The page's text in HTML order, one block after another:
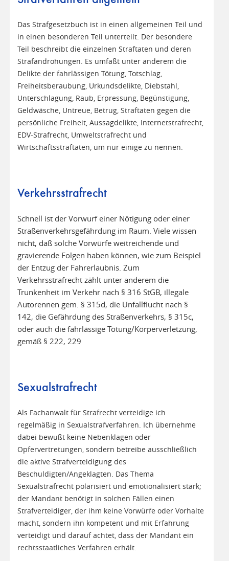
Das Strafgesetzbuch ist in einen allgemeinen Teil und
in einen besonderen Teil unterteilt. Der besondere
Teil beschreibt die einzelnen Straftaten und deren
Strafandrohungen. Es umfaßt unter anderem die
Delikte der fahrlässigen Tötung, Totschlag,
Freiheitsberaubung, Urkundsdelikte, Diebstahl,
Unterschlagung, Raub, Erpressung, Begünstigung,
Geldwäsche, Untreue, Betrug, Straftaten gegen die
persönliche Freiheit, Aussagdelikte, Internetstrafrecht,
EDV-Strafrecht, Umweltstrafrecht und
Wirtschaftsstraftaten, um nur einige zu nennen.
Verkehrsstrafrecht
Schnell ist der Vorwurf einer Nötigung oder einer
Straßenverkehrsgefährdung im Raum. Viele wissen
nicht, daß solche Vorwürfe weitreichende und
gravierende Folgen haben können, wie zum Beispiel
der Entzug der Fahrerlaubnis. Zum
Verkehrsstrafrecht zählt unter anderem die
Trunkenheit im Verkehr nach § 316 StGB, illegale
Autorennen gem. § 315d, die Unfallflucht nach §
142, die Gefährdung des Straßenverkehrs, § 315c,
oder auch die fahrlässige Tötung/Körperverletzung,
gemäß § 222, 229
Sexualstrafrecht
Als Fachanwalt für Strafrecht verteidige ich
regelmäßig in Sexualstrafverfahren. Ich übernehme
dabei bewußt keine Nebenklagen oder
Opfervertretungen, sondern betreibe ausschließlich
die aktive Strafverteidigung des
Beschuldigten/Angeklagten. Das Thema
Sexualstrafrecht polarisiert und emotionalisiert stark;
der Mandant benötigt in solchen Fällen einen
Strafverteidiger, der ihm keine Vorwürfe oder Vorhalte
macht, sondern ihn kompetent und mit Erfahrung
verteidigt und darauf achtet, dass der Mandant ein
rechtsstaatliches Verfahren erhält.